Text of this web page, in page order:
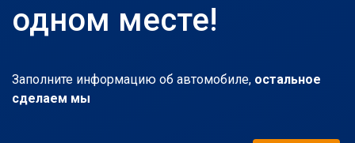
одном месте!
Заполните информацию об автомобиле, остальное
сделаем мы